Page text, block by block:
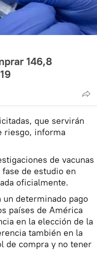
146,8
que servirán
riesgo, informa
de vacunas
de estudio en
oficialmente.
un determinado pago
países de América
en la elección de la
también en la
de compra y no tener